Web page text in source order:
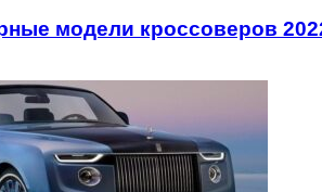
модели кроссоверов